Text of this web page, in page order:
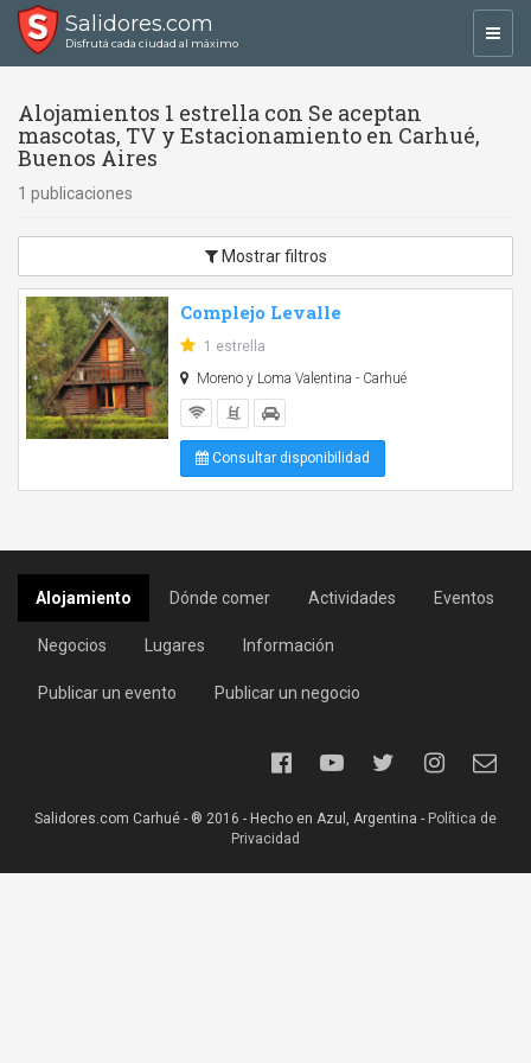
Salidores.com
Disfrutá cada ciudad al máximo
Alojamientos 1 estrella con Se aceptan
mascotas, TV y Estacionamiento en Carhué,
Buenos Aires
1 publicaciones
Mostrar filtros
Complejo Levalle
1 estrella
Moreno y Loma Valentina - Carhué
Consultar disponibilidad
Alojamiento Dónde comer Actividades Eventos
Negocios Lugares Información
Publicar un evento Publicar un negocio
Salidores.com Carhué - ® 2016 - Hecho en Azul, Argentina - Política de
Privacidad